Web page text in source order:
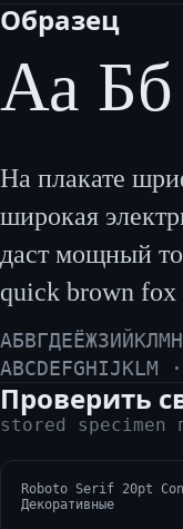
Образец
Аа Бб
На плакате
широкая
даст мощный
quick brown fox
Проверить
stored specimen
Roboto Serif 20pt
Декоративные